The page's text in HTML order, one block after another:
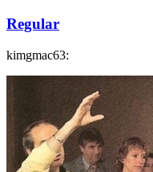
Regular
kimgmac63: